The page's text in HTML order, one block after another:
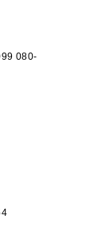
080-